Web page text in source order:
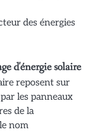
des énergies
d'énergie solaire
reposent sur
les panneaux
de la
nom